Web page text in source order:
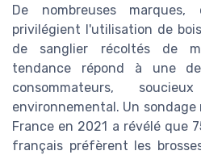
De nombreuses
privilégient l'utilisation de
de sanglier récoltés de
tendance répond à une
consommateurs,
environnemental. Un sondage
France en 2021 a révélé que
français préfèrent les